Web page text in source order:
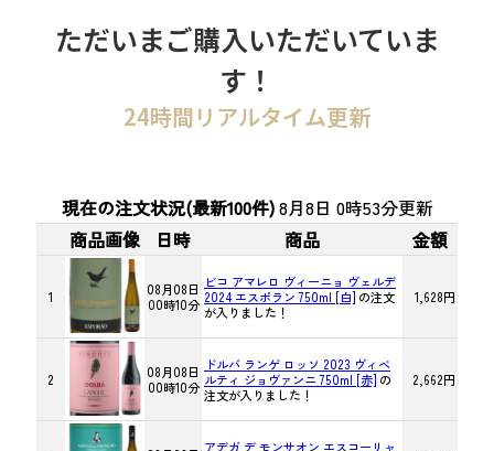
ただいまご購入いただいていま
す！
24時間リアルタイム更新